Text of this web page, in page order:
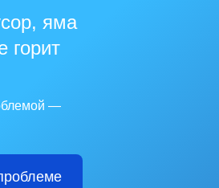
яма
горит
—